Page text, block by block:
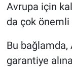
Avrupa için
da çok
Bu bağlamda,
garantiye